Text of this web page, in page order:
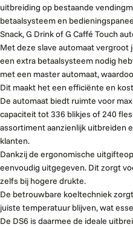
uitbreiding op bestaande
betaalsysteem en
Snack, G Drink of G Caffé Touch
Met deze slave automaat vergroot
een extra betaalsysteem nodig
met een master automaat,
Dit maakt het een efficiënte en
De automaat biedt ruimte voor
capaciteit tot 336 blikjes of 240
assortiment aanzienlijk uitbreiden
klanten.
Dankzij de ergonomische
eenvoudig uitgegeven. Dit zorgt
zelfs bij hogere drukte.
De betrouwbare koeltechniek
juiste temperatuur blijven, wat
De DS6 is daarmee de ideale